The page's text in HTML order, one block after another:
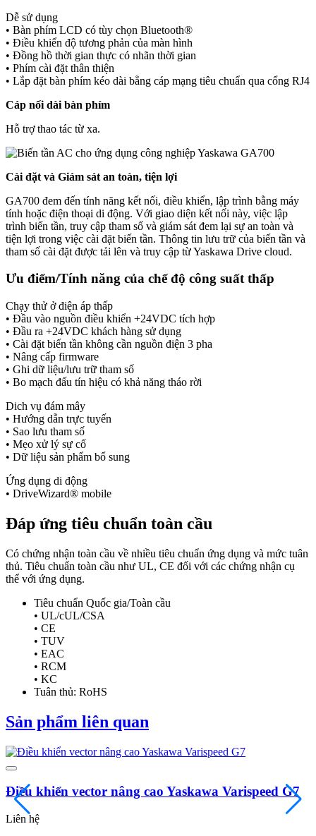
Dễ sử dụng
• Bàn phím LCD có tùy chọn Bluetooth®
• Điều khiển độ tương phản của màn hình
• Đồng hồ thời gian thực có nhãn thời gian
• Phím cài đặt thân thiện
• Lắp đặt bàn phím kéo dài bằng cáp mạng tiêu chuẩn qua cổng RJ4
Cáp nối dài bàn phím
Hỗ trợ thao tác từ xa.
Cài đặt và Giám sát an toàn, tiện lợi
GA700 đem đến tính năng kết nối, điều khiển, lập trình bằng máy
tính hoặc điện thoại di động. Với giao diện kết nối này, việc lập
trình biến tần, truy cập tham số và giám sát đem lại sự an toàn và
tiện lợi trong việc cài đặt biến tần. Thông tin lưu trữ của biến tần và
tham số cài đặt được tải lên và truy cập từ Yaskawa Drive cloud.
Ưu điểm/Tính năng của chế độ công suất thấp
Chạy thử ở điện áp thấp
• Đầu vào nguồn điều khiển +24VDC tích hợp
• Đầu ra +24VDC khách hàng sử dụng
• Cài đặt biến tần không cần nguồn điện 3 pha
• Nâng cấp firmware
• Ghi dữ liệu/lưu trữ tham số
• Bo mạch đấu tín hiệu có khả năng tháo rời
Dich vụ đám mây
• Hướng dẫn trực tuyến
• Sao lưu tham số
• Mẹo xử lý sự cố
• Dữ liệu sản phẩm bổ sung
Ứng dụng di động
• DriveWizard® mobile
Đáp ứng tiêu chuẩn toàn cầu
Có chứng nhận toàn cầu về nhiều tiêu chuẩn ứng dụng và mức tuân
thủ. Tiêu chuẩn toàn cầu như UL, CE đối với các chứng nhận cụ
thể với ứng dụng.
Tiêu chuẩn Quốc gia/Toàn cầu
• UL/cUL/CSA
• CE
• TUV
• EAC
• RCM
• KC
Tuân thủ: RoHS
Sản phẩm liên quan
Điều khiển vector nâng cao Yaskawa Varispeed G7
Liên hệ